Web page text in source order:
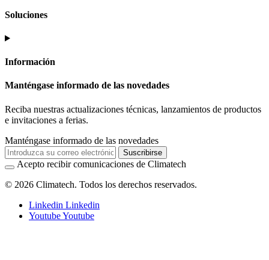
Soluciones
Información
Manténgase informado de las novedades
Reciba nuestras actualizaciones técnicas, lanzamientos de productos
e invitaciones a ferias.
Manténgase informado de las novedades
Suscribirse
Acepto recibir comunicaciones de Climatech
© 2026 Climatech. Todos los derechos reservados.
Linkedin Linkedin
YoutubeYoutube